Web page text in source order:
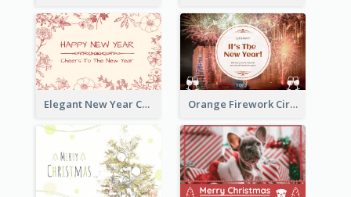
Elegant New Year Card With Theme Of Flowers And Plants Orange Firework Circle New Year Greeting Card